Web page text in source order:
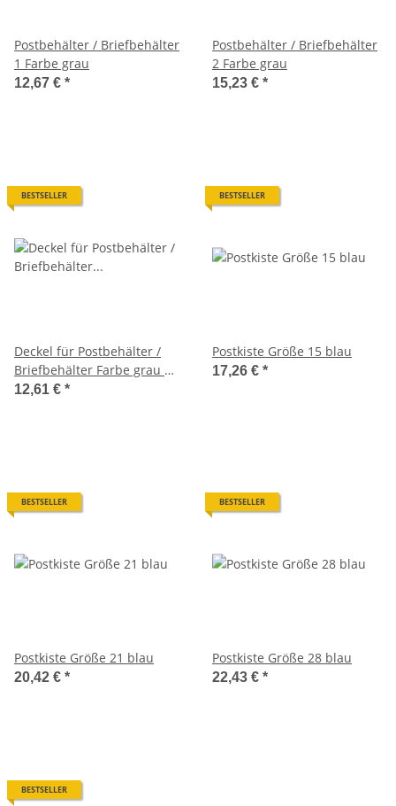
Postbehälter / Briefbehälter
1 Farbe grau
12,67 € *
Postbehälter / Briefbehälter
2 Farbe grau
15,23 € *
BESTSELLER
Deckel für Postbehälter /
Briefbehälter Farbe grau mit
Einsteckfach
12,61 € *
BESTSELLER
Postkiste Größe 15 blau
17,26 € *
BESTSELLER
Postkiste Größe 21 blau
20,42 € *
BESTSELLER
Postkiste Größe 28 blau
22,43 € *
BESTSELLER